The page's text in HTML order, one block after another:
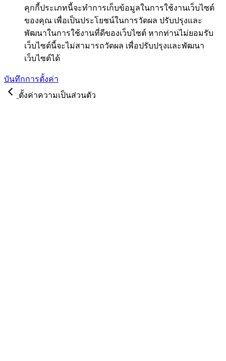
คุกกี้ประเภทนี้จะทำการเก็บข้อมูลในการใช้งานเว็บไซต์
ของคุณ เพื่อเป็นประโยชน์ในการวัดผล ปรับปรุงและ
พัฒนาในการใช้งานที่ดีของเว็บไซต์ หากท่านไม่ยอมรับ
เว็บไซต์นี้จะไม่สามารถวัดผล เพื่อปรับปรุงและพัฒนา
เว็บไซต์ได้
บันทึกการตั้งค่า
ตั้งค่าความเป็นส่วนตัว